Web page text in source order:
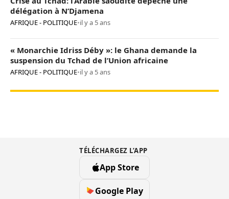
délégation à N’Djamena
AFRIQUE - POLITIQUE•il y a 5 ans
« Monarchie Idriss Déby »: le Ghana demande la
suspension du Tchad de l’Union africaine
AFRIQUE - POLITIQUE•il y a 5 ans
TÉLÉCHARGEZ L’APP
App Store
Google Play